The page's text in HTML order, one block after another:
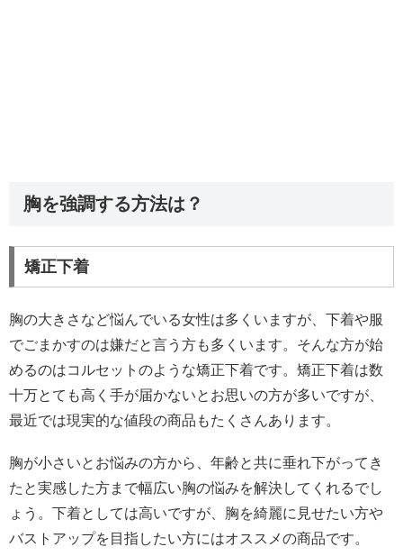
胸を強調する方法は？
矯正下着
胸の大きさなど悩んでいる女性は多くいますが、下着や服
でごまかすのは嫌だと言う方も多くいます。そんな方が始
めるのはコルセットのような矯正下着です。矯正下着は数
十万とても高く手が届かないとお思いの方が多いですが、
最近では現実的な値段の商品もたくさんあります。
胸が小さいとお悩みの方から、年齢と共に垂れ下がってき
たと実感した方まで幅広い胸の悩みを解決してくれるでし
ょう。下着としては高いですが、胸を綺麗に見せたい方や
バストアップを目指したい方にはオススメの商品です。